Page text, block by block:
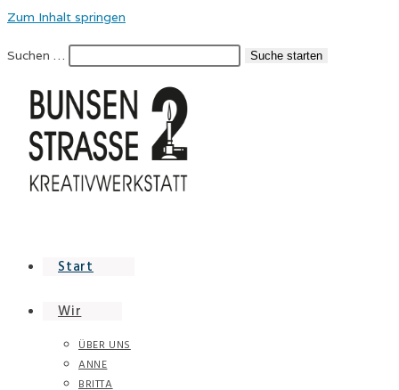
Zum Inhalt springen
Suchen … Suche starten
Start
Wir
ÜBER UNS
ANNE
BRITTA